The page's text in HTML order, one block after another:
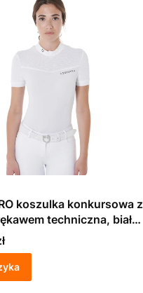
koszulka konkursowa z
techniczna, biała